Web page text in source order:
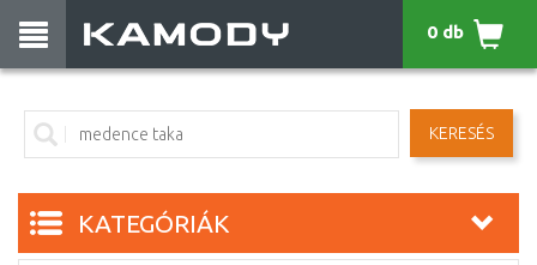
KERESÉS
0 db
KATEGÓRIÁK